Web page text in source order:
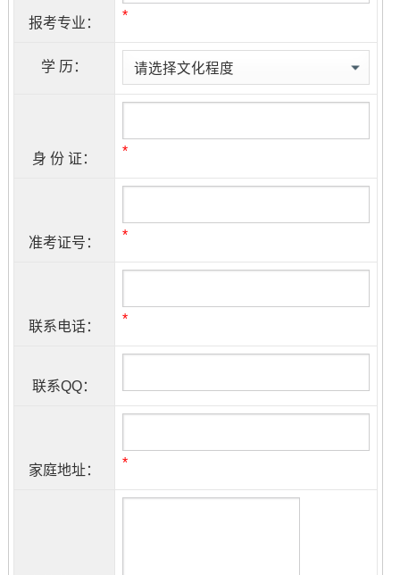
报考专业： *
学 历：
身 份 证： *
准考证号： *
联系电话： *
联系QQ：
家庭地址： *